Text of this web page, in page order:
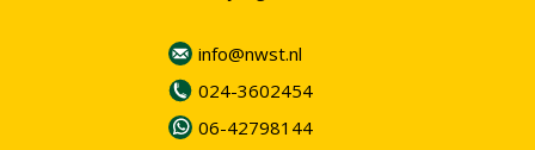
info@nwst.nl
024-3602454
06-42798144